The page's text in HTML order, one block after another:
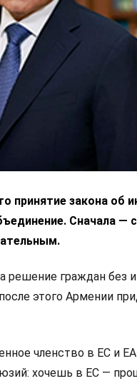
принятие закона об
Сначала —
граждан без
этого Армении
членство в ЕС и
хочешь в ЕС —